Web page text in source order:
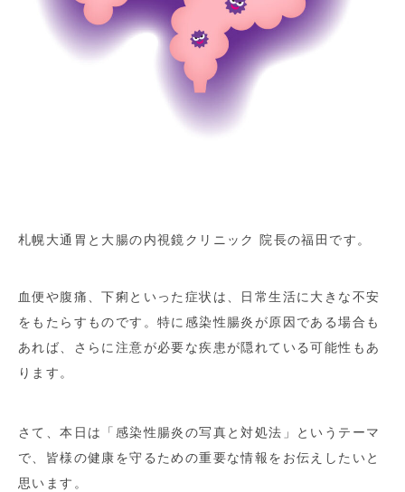
札幌大通胃と大腸の内視鏡クリニック 院長の福田です。
血便や腹痛、下痢といった症状は、日常生活に大きな不安
をもたらすものです。特に感染性腸炎が原因である場合も
あれば、さらに注意が必要な疾患が隠れている可能性もあ
ります。
さて、本日は「感染性腸炎の写真と対処法」というテーマ
で、皆様の健康を守るための重要な情報をお伝えしたいと
思います。